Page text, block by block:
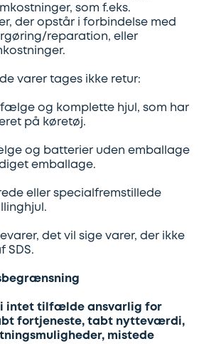
som f.eks.
der opstår i forbindelse med
reparation, eller
varer tages ikke retur:
fælge og komplette hjul, som har
på køretøj.
og batterier uden emballage
emballage.
eller specialfremstillede
det vil sige varer, der ikke
SDS.
i intet tilfælde ansvarlig for
fortjeneste, tabt nytteværdi,
mistede